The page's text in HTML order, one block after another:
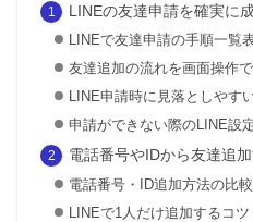
LINEの友達申請を確実に
LINEで友達申請の手順一覧
友達追加の流れを画面操作
LINE申請時に見落としやす
申請ができない際のLINE設
電話番号やIDから友達追
電話番号・ID追加方法の比
LINEで1人だけ追加するコツ